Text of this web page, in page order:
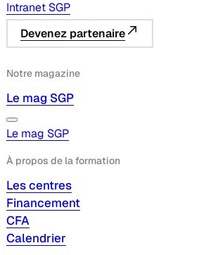
Intranet SGP
Devenez partenaire
Notre magazine
Le mag SGP
Le mag SGP
À propos de la formation
Les centres
Financement
CFA
Calendrier